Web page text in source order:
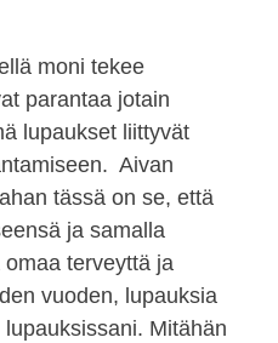
moni tekee
parantaa jotain
lupaukset liittyvät
Aivan
tässä on se, että
ja samalla
terveyttä ja
vuoden, lupauksia
Mitähän